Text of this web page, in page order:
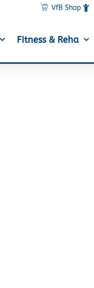
VfB Shop
Fitness & Reha